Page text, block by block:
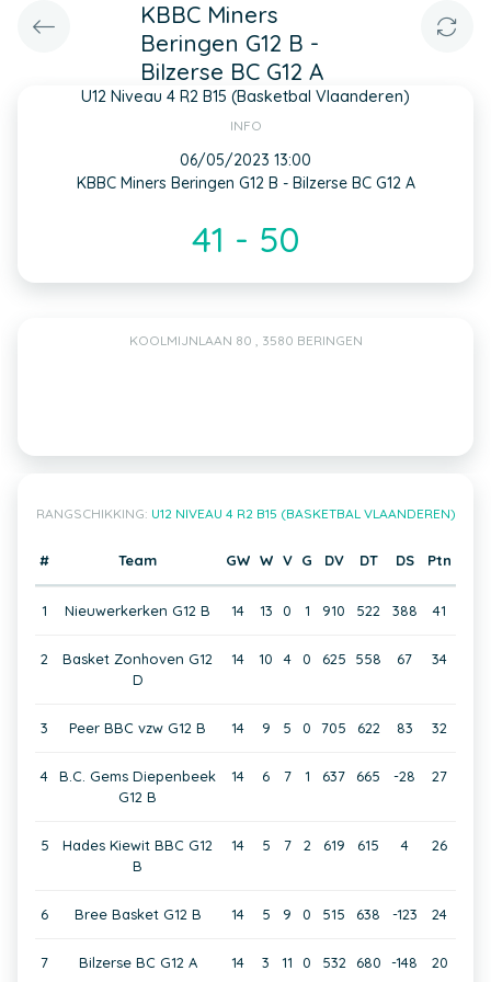
KBBC Miners
Beringen G12 B -
Bilzerse BC G12 A
U12 Niveau 4 R2 B15 (Basketbal Vlaanderen)
INFO
06/05/2023 13:00
KBBC Miners Beringen G12 B - Bilzerse BC G12 A
41 - 50
KOOLMIJNLAAN 80 , 3580 BERINGEN
RANGSCHIKKING: U12 NIVEAU 4 R2 B15 (BASKETBAL VLAANDEREN)
# Team GW W V G DV DT DS Ptn
1 Nieuwerkerken G12 B 14 13 0 1 910 522 388 41
2
Basket Zonhoven G12
D
14 10 4 0 625 558 67 34
3 Peer BBC vzw G12 B 14 9 5 0 705 622 83 32
4
B.C. Gems Diepenbeek
G12 B
14 6 7 1 637 665 -28 27
5
Hades Kiewit BBC G12
B
14 5 7 2 619 615 4 26
6 Bree Basket G12 B 14 5 9 0 515 638 -123 24
7 Bilzerse BC G12 A 14 3 11 0 532 680 -148 20